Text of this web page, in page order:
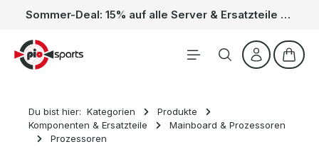
Zum Hauptinhalt springen Sommer-Deal: 15% auf alle Server & Ersatzteile – Kein Code nötig, der Rabatt wird automatisch im Warenkorb abgezogen. Gültig vom 01.06. bis 31.08.
Du bist hier: Kategorien
Produkte
Komponenten & Ersatzteile
Mainboard & Prozessoren
Prozessoren